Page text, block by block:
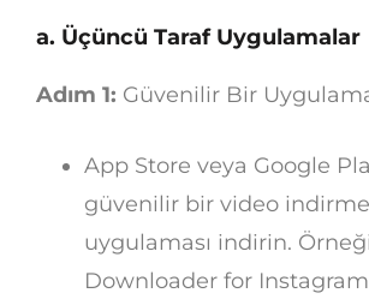
a. Üçüncü Taraf Uygulamalar
Adım 1: Güvenilir Bir
App Store veya Google
güvenilir bir video indirme
uygulaması indirin.
Downloader for